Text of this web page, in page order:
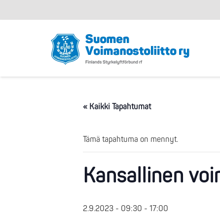
« Kaikki Tapahtumat
Tämä tapahtuma on mennyt.
Kansallinen
2.9.2023 - 09:30 - 17:00